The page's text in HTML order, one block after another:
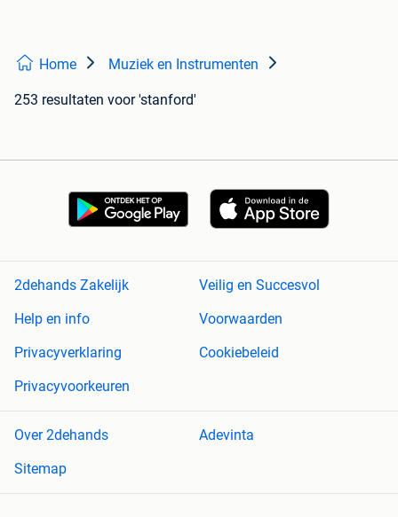
Home Muziek en Instrumenten
253 resultaten voor 'stanford'
2dehands Zakelijk
Veilig en Succesvol
Help en info
Voorwaarden
Privacyverklaring
Cookiebeleid
Privacyvoorkeuren
Over 2dehands
Adevinta
Sitemap